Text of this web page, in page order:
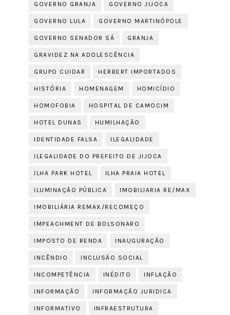
GOVERNO GRANJA GOVERNO JIJOCA
GOVERNO LULA GOVERNO MARTINÓPOLE
GOVERNO SENADOR SÁ GRANJA
GRAVIDEZ NA ADOLESCÊNCIA
GRUPO CUIDAR HERBERT IMPORTADOS
HISTÓRIA HOMENAGEM HOMICÍDIO
HOMOFOBIA HOSPITAL DE CAMOCIM
HOTEL DUNAS HUMILHAÇÃO
IDENTIDADE FALSA ILEGALIDADE
ILEGALIDADE DO PREFEITO DE JIJOCA
ILHA PARK HOTEL ILHA PRAIA HOTEL
ILUMINAÇÃO PÚBLICA IMOBILIARIA RE/MAX
IMOBILIÁRIA REMAX/RECOMEÇO
IMPEACHMENT DE BOLSONARO
IMPOSTO DE RENDA INAUGURAÇÃO
INCÊNDIO INCLUSÃO SOCIAL
INCOMPETÊNCIA INÉDITO INFLAÇÃO
INFORMAÇÃO INFORMAÇÃO JURIDICA
INFORMATIVO INFRAESTRUTURA